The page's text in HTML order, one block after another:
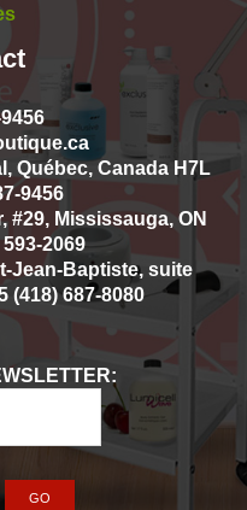
Québec, Canada H7L
9456
#29, Mississauga, ON
2069
Jean-Baptiste, suite
(418) 687-8080